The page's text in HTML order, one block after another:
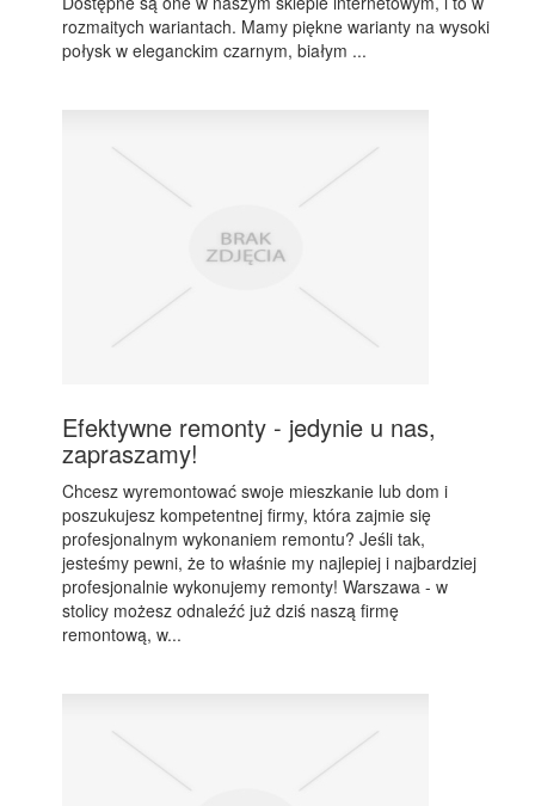
rozmaitych wariantach. Mamy piękne warianty na wysoki
połysk w eleganckim czarnym, białym ...
Efektywne remonty - jedynie u nas,
zapraszamy!
Chcesz wyremontować swoje mieszkanie lub dom i
poszukujesz kompetentnej firmy, która zajmie się
profesjonalnym wykonaniem remontu? Jeśli tak,
jesteśmy pewni, że to właśnie my najlepiej i najbardziej
profesjonalnie wykonujemy remonty! Warszawa - w
stolicy możesz odnaleźć już dziś naszą firmę
remontową, w...